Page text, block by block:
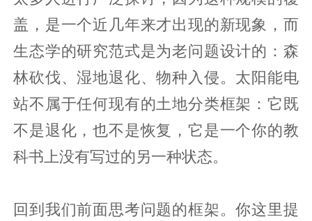
盖，是一个近几年来才出现的新现象，而
生态学的研究范式是为老问题设计的：森
林砍伐、湿地退化、物种入侵。太阳能电
站不属于任何现有的土地分类框架：它既
不是退化，也不是恢复，它是一个你的教
科书上没有写过的另一种状态。
回到我们前面思考问题的框架。你这里提